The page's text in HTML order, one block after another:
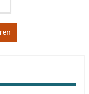
befahrbar.
Oder, Havel,
& 1:25.000,